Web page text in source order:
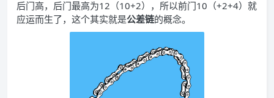
后门高，后门最高为12（10+2），所以前门10（+2+4）就
应运而生了，这个其实就是公差链的概念。